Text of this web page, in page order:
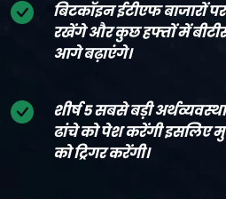
बिटकॉइन ईटीएफ बाजारों
रखेंगे और कुछ हफ्तों में
आगे बढ़ाएंगे।
शीर्ष 5 सबसे बड़ी
ढांचे को पेश करेंगी इसलिए
को ट्रिगर करेंगी।